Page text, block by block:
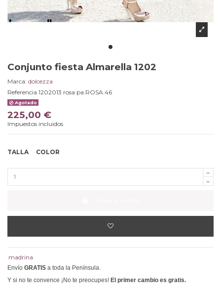
Conjunto fiesta Almarella 1202
Marca: dolcezza
Referencia 1202013 rosa pa.ROSA.46
Agotado
225,00 €
Impuestos incluidos
TALLA COLOR
madrina
Envío GRATIS a toda la Península.
Y si no te convence ¡No te preocupes! El primer cambio es gratis.